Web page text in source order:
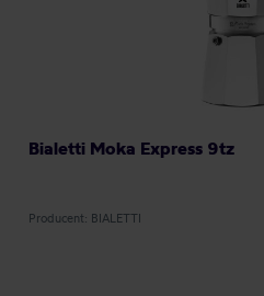
Bialetti Moka Express 9tz
Producent: BIALETTI